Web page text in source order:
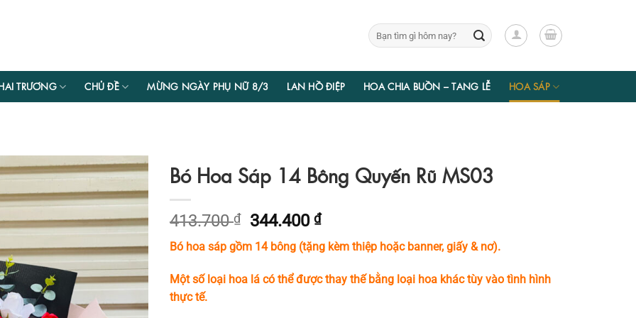
Tìm
kiếm:
TRƯƠNG CHỦ ĐỀ MỪNG NGÀY PHỤ NỮ 8/3 LAN HỒ ĐIỆP HOA CHIA BUỒN – TANG LỄ HOA SÁP
Bó Hoa Sáp 14 Bông Quyến Rũ MS03
413.700₫
Giá
gốc
là:
413.700 ₫.
344.400₫Giá
hiện
tại
là:
344.400 ₫.
Bó hoa sáp gồm 14 bông (tặng kèm thiệp hoặc banner, giấy & nơ).
Một số loại hoa lá có thể được thay thế bằng loại hoa khác tùy vào tình hình
thực tế.